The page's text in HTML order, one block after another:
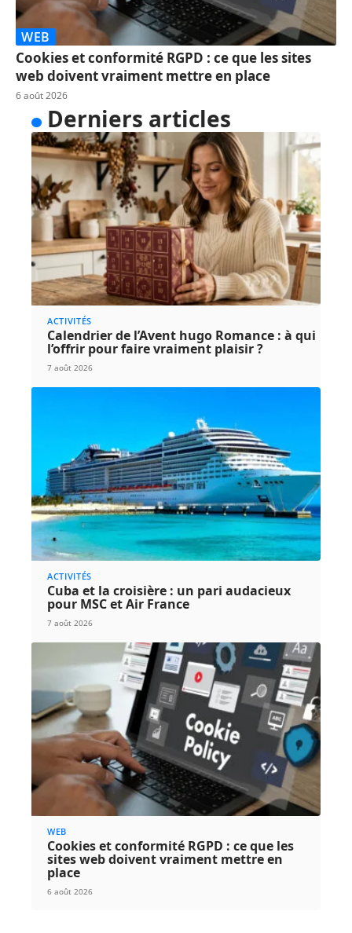
WEB
Cookies et conformité RGPD : ce que les sites
web doivent vraiment mettre en place
6 août 2026
Derniers articles
ACTIVITÉS
Calendrier de l’Avent hugo Romance : à qui
l’offrir pour faire vraiment plaisir ?
7 août 2026
ACTIVITÉS
Cuba et la croisière : un pari audacieux
pour MSC et Air France
7 août 2026
WEB
Cookies et conformité RGPD : ce que les
sites web doivent vraiment mettre en
place
6 août 2026